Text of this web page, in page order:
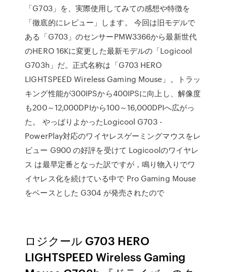
「G703」を、実際使用してみての感想や特徴を
「徹底的にレビュー」します。 今回は旧モデルで
ある「G703」のセンサーPMW3366から最新世代
のHERO 16Kに変更した最新モデルの「Logicool
G703h」だ。正式名称は「G703 HERO
LIGHTSPEED Wireless Gaming Mouse」。トラッ
キング性能が300IPSから400IPSに向上し、解像度
も200～12,000DPIから100～16,000DPIへ広がっ
た。 やっぱりよかったLogicool G703 -
PowerPlay対応のワイヤレスゲーミングマウスをレ
ビュー G900 の好評を受けて Logicoolのワイヤレ
ス は最早定番となった訳ですが，鳴り物入りでワ
イヤレス化を続けている中で Pro Gaming Mouse
をベースとした G304 が発売されたので
ロジクール G703 HERO
LIGHTSPEED Wireless Gaming